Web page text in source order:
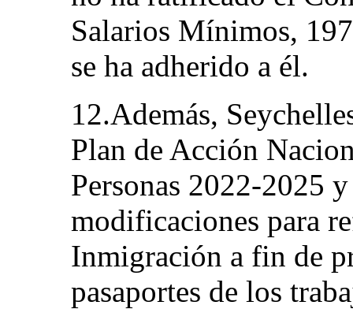
Salarios Mínimos,
se ha adherido a él.
12.Además,
Plan de Acción
Personas 2022-2025
modificaciones para
Inmigración a fin de
pasaportes de los